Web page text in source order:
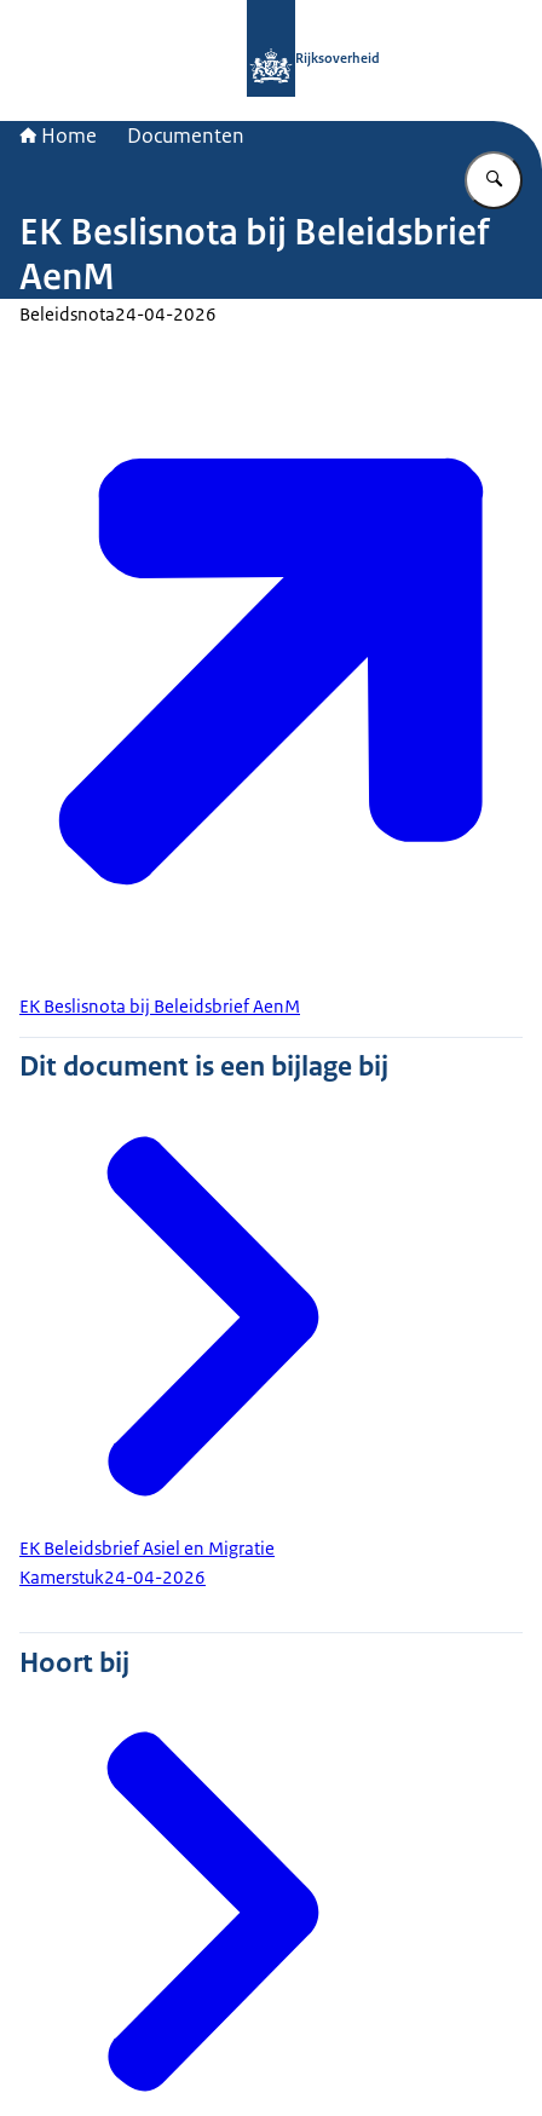
Rijksoverheid
Home Documenten
EK Beslisnota bij Beleidsbrief
AenM
Beleidsnota24-04-2026
EK Beslisnota bij Beleidsbrief AenM
Dit document is een bijlage bij
EK Beleidsbrief Asiel en Migratie
Kamerstuk24-04-2026
Hoort bij